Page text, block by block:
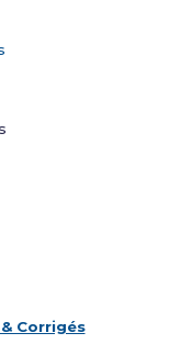
Corrigés